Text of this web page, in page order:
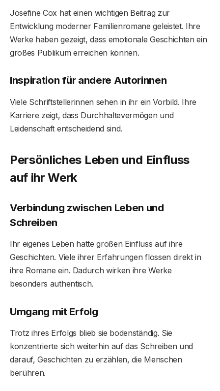
Josefine Cox hat einen wichtigen Beitrag zur
Entwicklung moderner Familienromane geleistet. Ihre
Werke haben gezeigt, dass emotionale Geschichten ein
großes Publikum erreichen können.
Inspiration für andere Autorinnen
Viele Schriftstellerinnen sehen in ihr ein Vorbild. Ihre
Karriere zeigt, dass Durchhaltevermögen und
Leidenschaft entscheidend sind.
Persönliches Leben und Einfluss
auf ihr Werk
Verbindung zwischen Leben und
Schreiben
Ihr eigenes Leben hatte großen Einfluss auf ihre
Geschichten. Viele ihrer Erfahrungen flossen direkt in
ihre Romane ein. Dadurch wirken ihre Werke
besonders authentisch.
Umgang mit Erfolg
Trotz ihres Erfolgs blieb sie bodenständig. Sie
konzentrierte sich weiterhin auf das Schreiben und
darauf, Geschichten zu erzählen, die Menschen
berühren.